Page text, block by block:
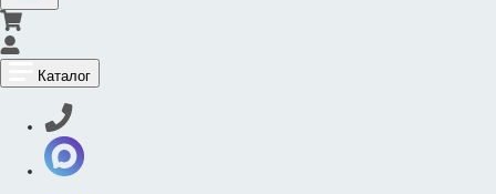
Каталог